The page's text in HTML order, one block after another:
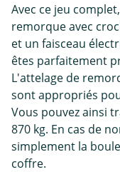
Avec ce jeu
remorque avec
et un faisceau
êtes parfaitement
L'attelage de
sont appropriés
Vous pouvez ainsi
870 kg. En cas de
simplement la
coffre.